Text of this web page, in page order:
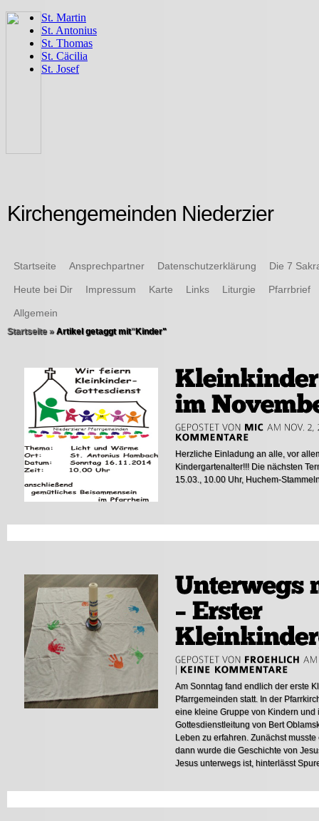
Kirchengemeinden Niederzier
Startseite Ansprechpartner Datenschutzerklärung Die 7
Heute bei Dir Impressum Karte Links Liturgie Pfarrbrief
Allgemein
Startseite »Artikel getaggt mit"Kinder"
Herzliche Einladung an alle, vor
Kindergartenalter!!! Die nächsten
15.03., 10.00 Uhr, Huchem-
Am Sonntag fand endlich der erste
Pfarrgemeinden statt. In der
eine kleine Gruppe von Kindern und
Gottesdienstleitung von Bert
Leben zu erfahren. Zunächst
dann wurde die Geschichte von
Jesus unterwegs ist, hinterlässt